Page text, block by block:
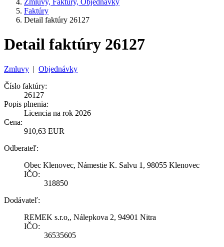
Zmluvy, Faktúry, Objednávky
Faktúry
Detail faktúry 26127
Detail faktúry 26127
Zmluvy | Objednávky
Číslo faktúry:
26127
Popis plnenia:
Licencia na rok 2026
Cena:
910,63 EUR
Odberateľ:
Obec Klenovec, Námestie K. Salvu 1, 98055 Klenovec
IČO:
318850
Dodávateľ:
REMEK s.r.o,, Nálepkova 2, 94901 Nitra
IČO:
36535605